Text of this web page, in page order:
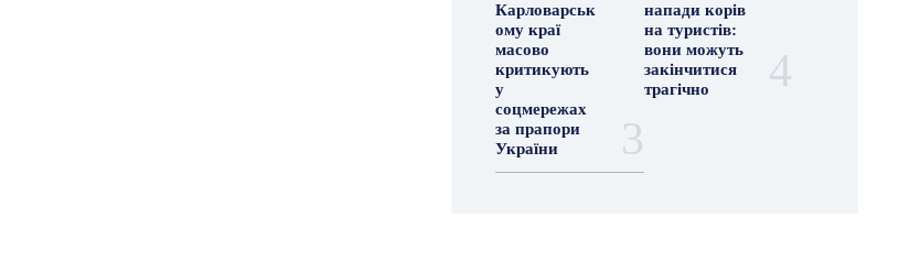
Карловарськ
ому краї
масово
критикують
у
соцмережах
за прапори
України
напади корів
на туристів:
вони можуть
закінчитися
трагічно